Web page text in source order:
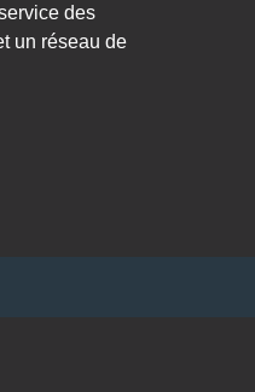
des
un réseau de